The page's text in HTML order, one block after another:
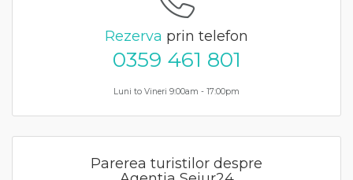
Rezerva prin telefon
0359 461 801
Luni to Vineri 9:00am - 17:00pm
Parerea turistilor despre